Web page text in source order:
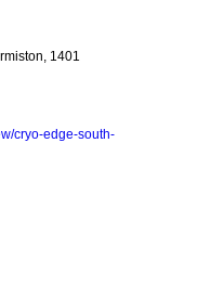
1401
cryo-edge-south-